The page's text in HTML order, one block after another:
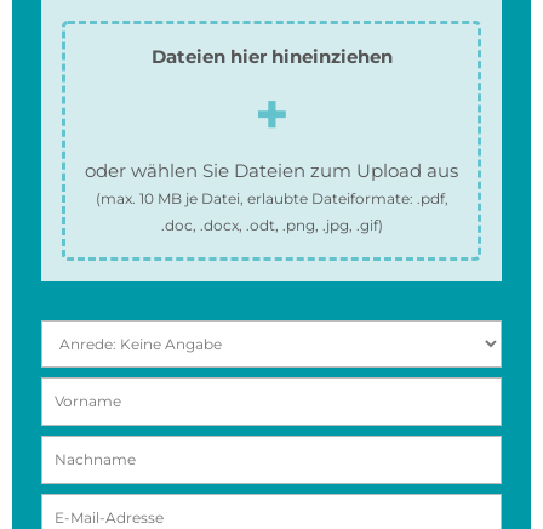
Dateien hier hineinziehen
oder wählen Sie Dateien zum Upload aus
(max. 10 MBje Datei, erlaubte Dateiformate: .pdf,
.doc, .docx, .odt, .png, .jpg, .gif)